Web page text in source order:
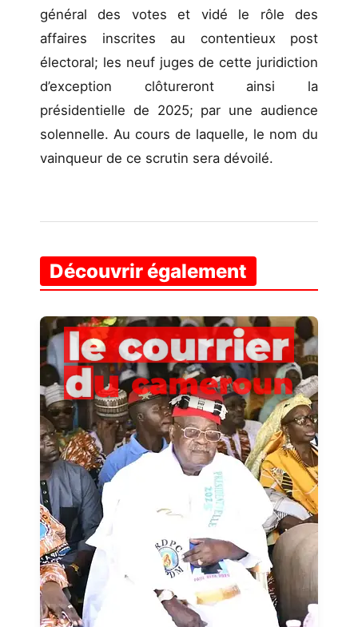
général des votes et vidé le rôle des
affaires inscrites au contentieux post
électoral; les neuf juges de cette juridiction
d’exception clôtureront ainsi la
présidentielle de 2025; par une audience
solennelle. Au cours de laquelle, le nom du
vainqueur de ce scrutin sera dévoilé.
Découvrir également